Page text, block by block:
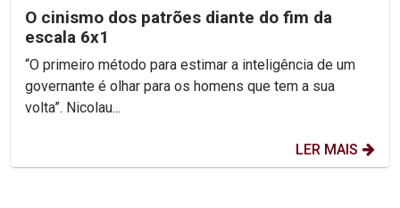
O cinismo dos patrões diante do fim da
escala 6x1
“O primeiro método para estimar a inteligência de um
governante é olhar para os homens que tem a sua
volta”. Nicolau...
LER MAIS